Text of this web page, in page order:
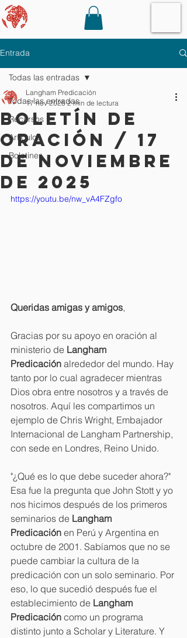
Entrada
Todas las entradas
Recursos
Artículos
Boletines
Todas las entradas
Boletín de
oración / 17
de noviembre
de 2025
Langham Predicación
17 nov 2025 2 min de lectura
https://youtu.be/nw_vA4FZgfo
Queridas amigas y amigos,
Gracias por su apoyo en oración al
ministerio de Langham
Predicación alrededor del mundo. Hay
tanto por lo cual agradecer mientras
Dios obra entre nosotros y a través de
nosotros. Aquí les compartimos un
ejemplo de Chris Wright, Embajador
Internacional de Langham Partnership,
con sede en Londres, Reino Unido.
"¿Qué es lo que debe suceder ahora?"
Esa fue la pregunta que John Stott y yo
nos hicimos después de los primeros
seminarios de Langham
Predicación en Perú y Argentina en
octubre de 2001. Sabíamos que no se
puede cambiar la cultura de la
predicación con un solo seminario. Por
eso, lo que sucedió después fue el
establecimiento de Langham
Predicación como un programa
distinto junto a Scholar y Literature. Y